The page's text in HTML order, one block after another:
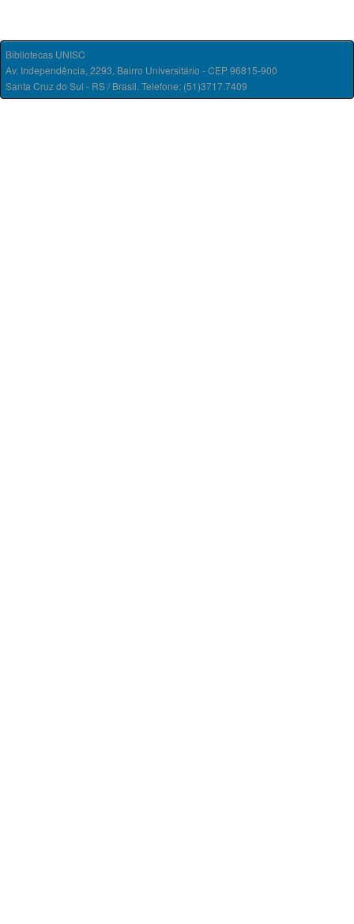
Bibliotecas UNISC
Av. Independência, 2293, Bairro Universitário - CEP 96815-900
Santa Cruz do Sul - RS / Brasil. Telefone: (51)3717.7409